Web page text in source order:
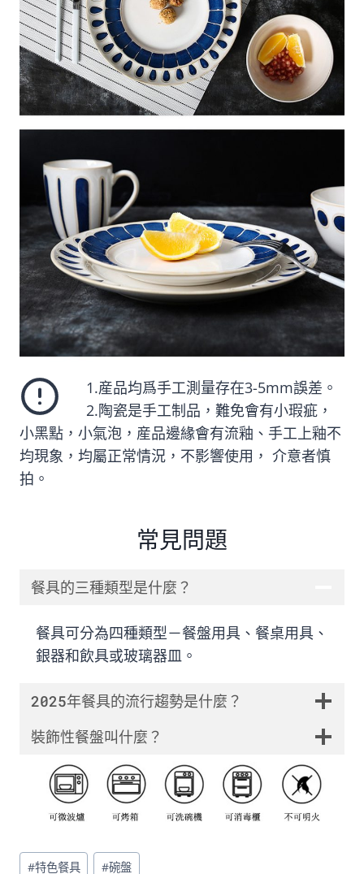
1.産品均爲手工測量存在3-5mm誤差。
2.陶瓷是手工制品，難免會有小瑕疵，
小黑點，小氣泡，産品邊緣會有流釉、手工上釉不
均現象，均屬正常情況，不影響使用， 介意者慎
拍。
常見問題
餐具的三種類型是什麼？
餐具可分為四種類型－餐盤用具、餐桌用具、
銀器和飲具或玻璃器皿。
2025年餐具的流行趨勢是什麼？
裝飾性餐盤叫什麼？
Post
#特色餐具 #碗盤